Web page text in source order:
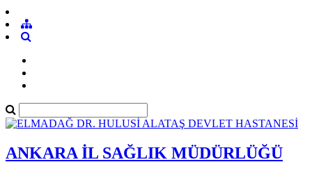
ANKARA İL SAĞLIK MÜDÜRLÜĞÜ